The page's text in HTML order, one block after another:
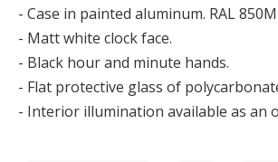
- Case in painted aluminum. RAL 850M
- Matt white clock face.
- Black hour and minute hands.
- Flat protective glass of
- Interior illumination available as an